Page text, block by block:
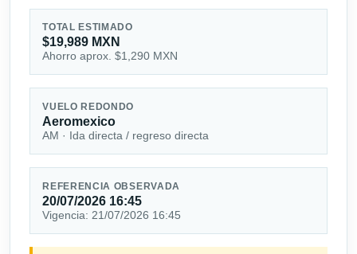
TOTAL ESTIMADO
$19,989 MXN
Ahorro aprox. $1,290 MXN
VUELO REDONDO
Aeromexico
AM · Ida directa / regreso directa
REFERENCIA OBSERVADA
20/07/2026 16:45
Vigencia: 21/07/2026 16:45